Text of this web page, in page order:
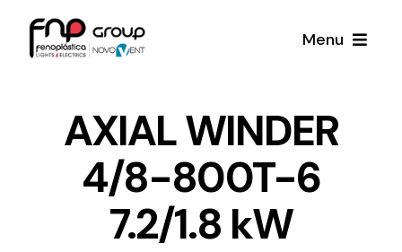
Menu
Noticias
Proyectos
AXIAL WINDER
4/8-800T-6
7.2/1.8 kW